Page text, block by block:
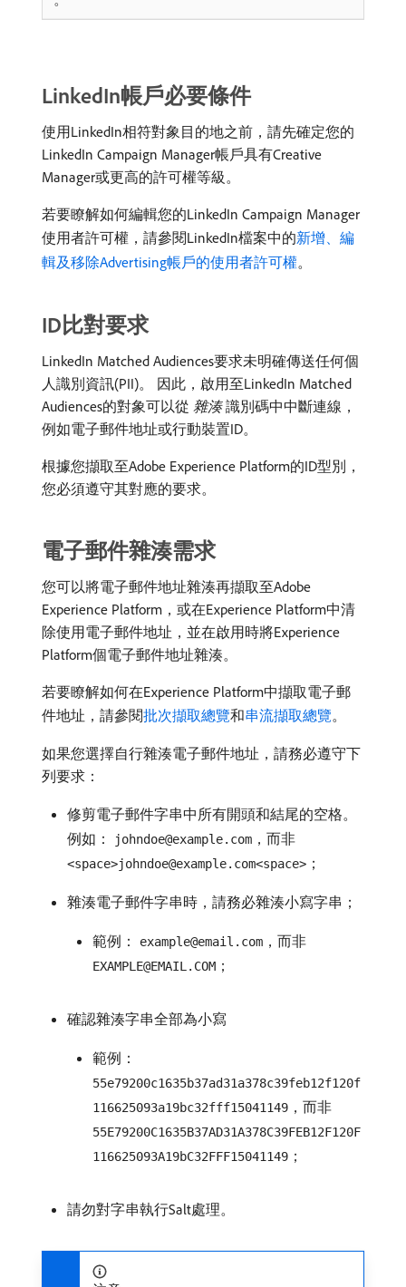
LinkedIn帳戶必要條件
使用LinkedIn相符對象目的地之前，請先確定您的
LinkedIn Campaign Manager帳戶具有Creative
Manager或更高的許可權等級。
若要瞭解如何編輯您的LinkedIn Campaign Manager
使用者許可權，請參閱LinkedIn檔案中的新增、編
輯及移除Advertising帳戶的使用者許可權。
ID比對要求
LinkedIn Matched Audiences要求未明確傳送任何個
人識別資訊(PII)。 因此，啟用至LinkedIn Matched
Audiences的對象可以從​ 雜湊​識別碼中中斷連線，
例如電子郵件地址或行動裝置ID。
根據您擷取至Adobe Experience Platform的ID型別，
您必須遵守其對應的要求。
電子郵件雜湊需求
您可以將電子郵件地址雜湊再擷取至Adobe
Experience Platform，或在Experience Platform中清
除使用電子郵件地址，並在啟用時將Experience
Platform個電子郵件地址雜湊。
若要瞭解如何在Experience Platform中擷取電子郵
件地址，請參閱批次擷取總覽和串流擷取總覽。
如果您選擇自行雜湊電子郵件地址，請務必遵守下
列要求：
修剪電子郵件字串中所有開頭和結尾的空格。
例如：
johndoe@example.com ，而非
<space>johndoe@example.com<space> ；
雜湊電子郵件字串時，請務必雜湊小寫字串；
範例： example@email.com ，而非
EXAMPLE@EMAIL.COM ；
確認雜湊字串全部為小寫
範例：
55e79200c1635b37ad31a378c39feb12f120f
116625093a19bc32fff15041149 ，而非
55E79200C1635B37AD31A378C39FEB12F120F
116625093A19bC32FFF15041149 ；
請勿對字串執行Salt處理。